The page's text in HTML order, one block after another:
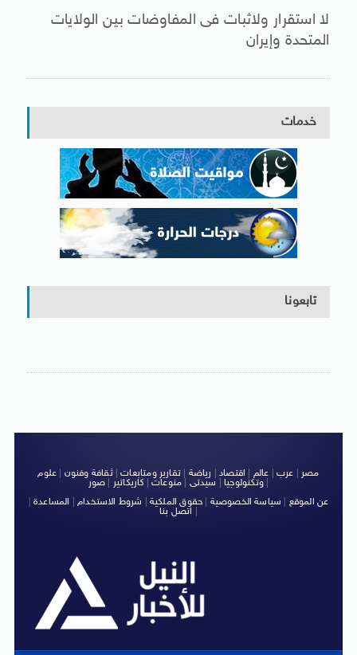
لا استقرار ولاثبات فى المفاوضات بين الولايات
المتحدة وإيران
خدمات
تابعونا
مصر عرب عالم اقتصاد رياضة |تقارير ومتابعات|ثقافة وفنون
علوم
وتكنولوجيا| سيدتى منوعات كاريكاتير صور
|
عن الموقع
سياسة الخصوصية حقوق الملكية شروط الاستخدام| المساعدة|
اتصل بنا